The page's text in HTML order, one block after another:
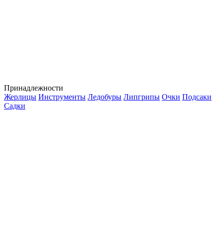
Принадлежности
Жерлицы Инструменты Ледобуры Липгрипы Очки Подсаки
Садки